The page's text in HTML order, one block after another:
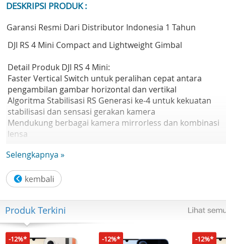
DESKRIPSI PRODUK :
Garansi Resmi Dari Distributor Indonesia 1 Tahun
DJI RS 4 Mini Compact and Lightweight Gimbal
Detail Produk DJI RS 4 Mini:
Faster Vertical Switch untuk peralihan cepat antara
pengambilan gambar horizontal dan vertikal
Algoritma Stabilisasi RS Generasi ke-4 untuk kekuatan
stabilisasi dan sensasi gerakan kamera
Mendukung berbagai kamera mirrorless dan kombinasi
lensa
Baterai
Type: LiPo 2S
Capacity: 3100 mAh
Energy: 22.32 Wh
Max Runtime: 13 hours (stationary)* Charging
9 V/2.5 A
Selengkapnya »
Produk Terkini
-12%* -12%* -12%*